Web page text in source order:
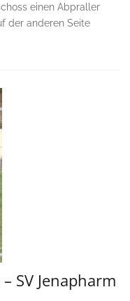
einen Abpraller
der anderen Seite
SV Jenapharm